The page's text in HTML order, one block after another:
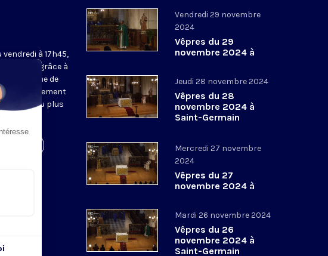
à 17h45,
Germain grâce à
système de
totalement
au plus
Vendredi 29 novembre
2024
Vêpres du 29
novembre 2024 à
Jeudi 28 novembre 2024
Vêpres du 28
novembre 2024 à
Saint-Germain
Mercredi 27 novembre
2024
Vêpres du 27
novembre 2024 à
Mardi 26 novembre 2024
Vêpres du 26
novembre 2024 à
Saint-Germain